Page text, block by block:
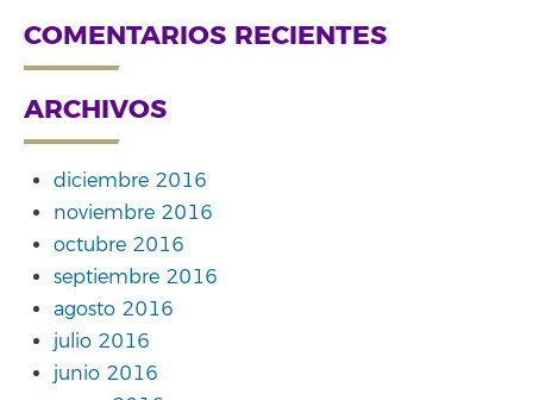
COMENTARIOS RECIENTES
ARCHIVOS
diciembre 2016
noviembre 2016
octubre 2016
septiembre 2016
agosto 2016
julio 2016
junio 2016